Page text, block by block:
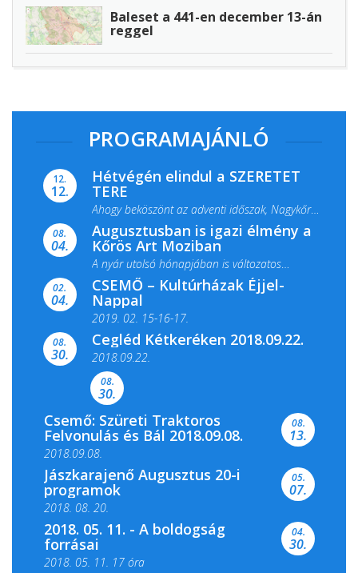
Baleset a 441-en december 13-án
reggel
PROGRAMAJÁNLÓ
12.
12.
Hétvégén elindul a SZERETET
TERE
Ahogy beköszönt az adventi időszak, Nagykőrös
ismét megtelik ünnepi fénnyel és közös...
08.
04.
Augusztusban is igazi élmény a
Kőrös Art Moziban
A nyár utolsó hónapjában is változatos
filmkínálattal, családi...
02.
04.
CSEMŐ – Kultúrházak Éjjel-
Nappal
2019. 02. 15-16-17.
Színes és tartalmas programokkal várja a
Csemői Községi Könyvtár és...
08.
30.
Cegléd Kétkeréken 2018.09.22.
2018.09.22.
08.
30.
Csemő: Szüreti Traktoros
Felvonulás és Bál 2018.09.08.
2018.09.08.
08.
13.
Jászkarajenő Augusztus 20-i
programok
2018. 08. 20.
05.
07.
2018. 05. 11. - A boldogság
forrásai
2018. 05. 11. 17 óra
04.
30.